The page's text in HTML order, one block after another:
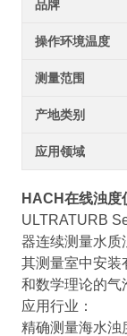
品牌
操作环境温度
测量范围
产地类别
应用领域
HACH在线浊度
ULTRATURB
器连续测量水质
其测量室中安装
和数学理论的气
应用行业：
精确测量海水浊